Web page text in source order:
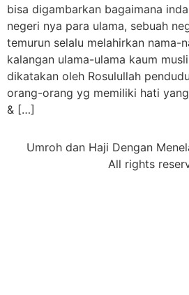
bisa digambarkan bagaimana
negeri nya para ulama, sebuah
temurun selalu melahirkan nama-
kalangan ulama-ulama kaum
dikatakan oleh Rosulullah
orang-orang yg memiliki hati
& […]
Umroh dan Haji Dengan
All rights